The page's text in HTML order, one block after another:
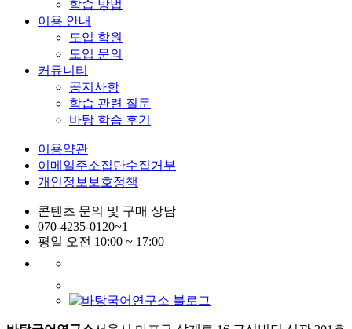
학습 방법
이용 안내
도입 학원
도입 문의
커뮤니티
공지사항
학습 관련 질문
바탕 학습 후기
이용약관
이메일주소집단수집거부
개인정보보호정책
콘텐츠 문의 및 구매 상담
070-4235-0120~1
평일 오전 10:00 ~ 17:00